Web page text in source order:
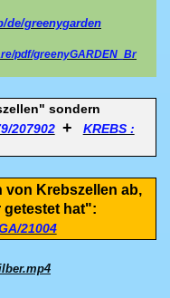
de/greenygarden
pdf/greenyGARDEN_Br
sondern
207902 +
KREBS :
von Krebszellen ab,
getestet hat":
21004